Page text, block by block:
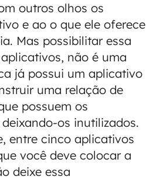
outros olhos os
e ao o que ele oferece
Mas possibilitar essa
não é uma
já possui um aplicativo
uma relação de
possuem os
os inutilizados.
entre cinco aplicativos
você deve colocar a
deixe essa